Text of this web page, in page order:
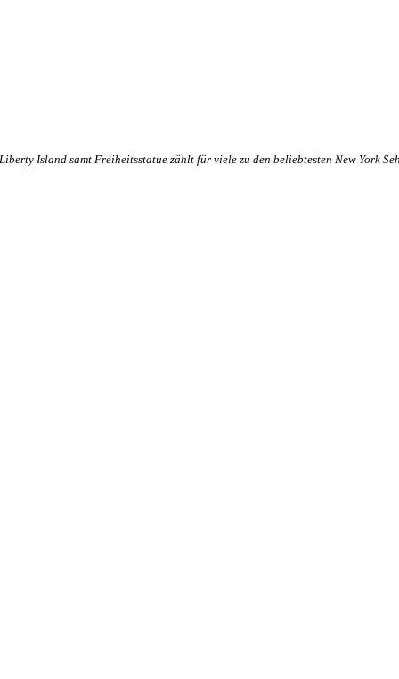
Liberty Island samt Freiheitsstatue zählt für viele zu den beliebtesten New York